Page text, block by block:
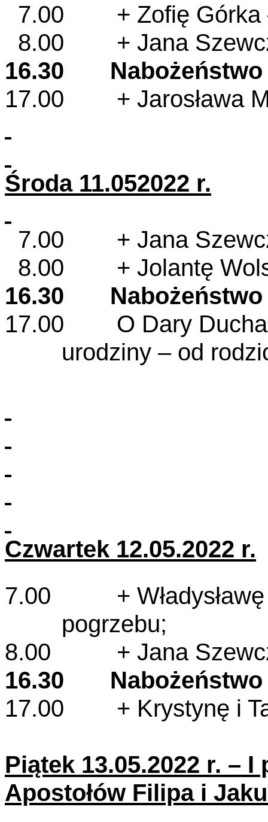
7.00 + Zofię Górka –
8.00 + Jana
16.30 Nabożeństwo
17.00 + Jarosława
Środa 11.052022 r.
7.00 + Jana
8.00 + Jolantę
16.30 Nabożeństwo
17.00 O Dary Ducha
urodziny – od
Czwartek 12.05.2022 r.
7.00 + Władysławę
pogrzebu;
8.00 + Jana
16.30 Nabożeństwo
17.00 + Krystynę i
Piątek 13.05.2022 r. –
Apostołów Filipa i